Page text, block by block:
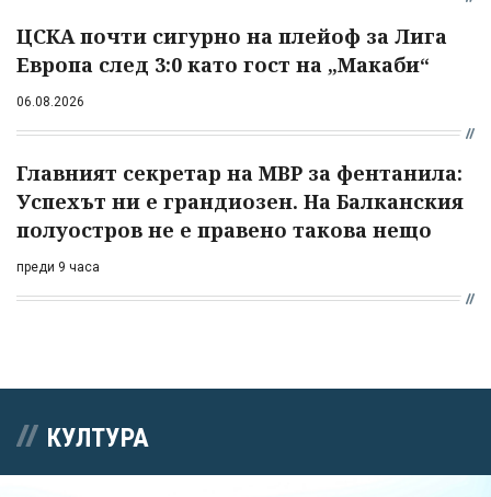
ЦСКА почти сигурно на плейоф за Лига
Европа след 3:0 като гост на „Макаби“
06.08.2026
Главният секретар на МВР за фентанила:
Успехът ни е грандиозен. На Балканския
полуостров не е правено такова нещо
преди 9 часа
КУЛТУРА